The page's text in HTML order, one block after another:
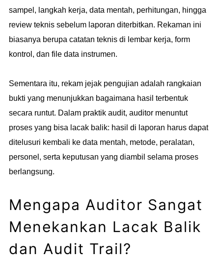
sampel, langkah kerja, data mentah, perhitungan, hingga
review teknis sebelum laporan diterbitkan. Rekaman ini
biasanya berupa catatan teknis di lembar kerja, form
kontrol, dan file data instrumen.
Sementara itu, rekam jejak pengujian adalah rangkaian
bukti yang menunjukkan bagaimana hasil terbentuk
secara runtut. Dalam praktik audit, auditor menuntut
proses yang bisa lacak balik: hasil di laporan harus dapat
ditelusuri kembali ke data mentah, metode, peralatan,
personel, serta keputusan yang diambil selama proses
berlangsung.
Mengapa Auditor Sangat
Menekankan Lacak Balik
dan Audit Trail?